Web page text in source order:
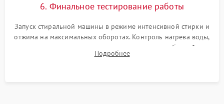
6. Финальное тестирование работы
Запуск стиральной машины в режиме интенсивной стирки и
отжима на максимальных оборотах. Контроль нагрева воды,
корректности слива, отсутствия излишних вибраций,
посторонних стуков и протечек под корпусом.
Подробнее